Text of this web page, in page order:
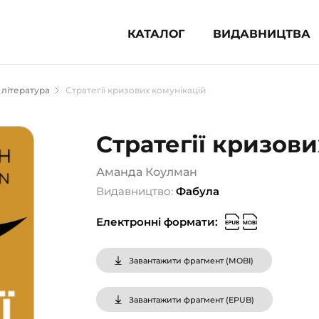
КАТАЛОГ ВИДАВНИЦТВА
література (1854)
для підлітків (240)
популярна література (1015)
література та посібники
сертифікати (1)
Стратегії кризових комунікацій
Стратегії
Аманда Коулман
Видавництво:Фабула
Електронні формати:
Завантажити фрагмент (MOBI)
Завантажити фрагмент (EPUB)